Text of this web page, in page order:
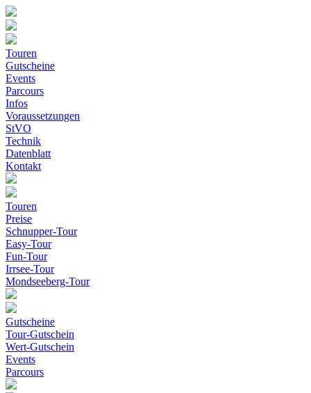
Touren
Gutscheine
Events
Parcours
Infos
Voraussetzungen
StVO
Technik
Datenblatt
Kontakt
Touren
Preise
Schnupper-Tour
Easy-Tour
Fun-Tour
Irrsee-Tour
Mondseeberg-Tour
Gutscheine
Tour-Gutschein
Wert-Gutschein
Events
Parcours